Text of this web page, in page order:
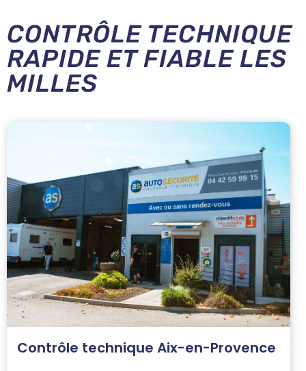
CONTRÔLE TECHNIQUE
RAPIDE ET FIABLE LES
MILLES
Contrôle technique Aix-en-Provence